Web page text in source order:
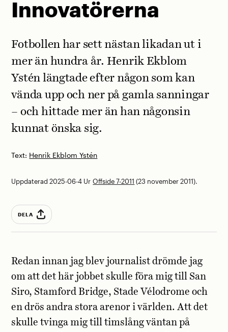
Innovatörerna
Text: Henrik Ekblom Ystén
Fotbollen har sett nästan likadan ut i
mer än hundra år. Henrik Ekblom
Ystén längtade efter någon som kan
vända upp och ner på gamla sanningar
– och hittade mer än han någonsin
kunnat önska sig.
Uppdaterad 2025-06-4 UrOffside 7-2011 (23 november 2011).
DELA
Redan innan jag blev journalist drömde jag
om att det här jobbet skulle föra mig till San
Siro, Stamford Bridge, Stade Vélodrome och
en drös andra stora arenor i världen. Att det
skulle tvinga mig till timslång väntan på